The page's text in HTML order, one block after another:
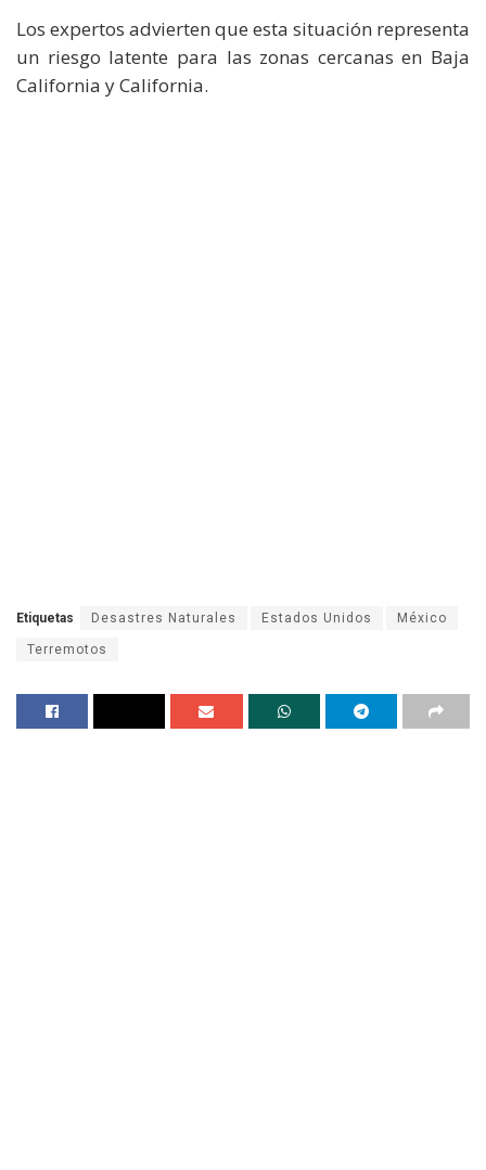
Los expertos advierten que esta situación representa
un riesgo latente para las zonas cercanas en Baja
California y California.
Etiquetas Desastres Naturales Estados Unidos México
Terremotos